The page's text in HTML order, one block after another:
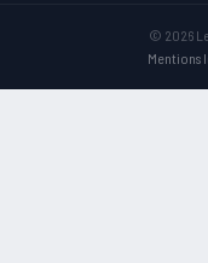
© 2026
Mentions